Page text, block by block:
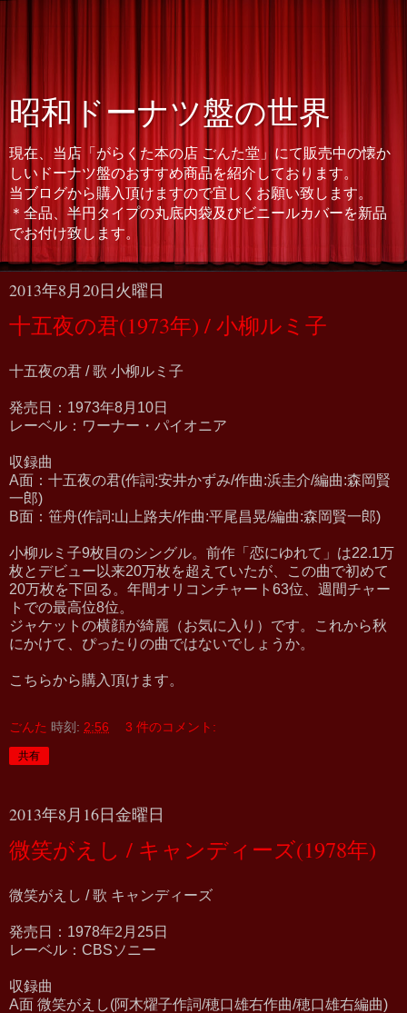
昭和ドーナツ盤の世界
現在、当店「がらくた本の店 ごんた堂」にて販売中の懐か
しいドーナツ盤のおすすめ商品を紹介しております。
当ブログから購入頂けますので宜しくお願い致します。
＊全品、半円タイプの丸底内袋及びビニールカバーを新品
でお付け致します。
2013年8月20日火曜日
十五夜の君(1973年) / 小柳ルミ子
十五夜の君 / 歌 小柳ルミ子
発売日：1973年8月10日
レーベル：ワーナー・パイオニア
収録曲
A面：十五夜の君(作詞:安井かずみ/作曲:浜圭介/編曲:森岡賢
一郎)
B面：笹舟(作詞:山上路夫/作曲:平尾昌晃/編曲:森岡賢一郎)
小柳ルミ子9枚目のシングル。前作「恋にゆれて」は22.1万
枚とデビュー以来20万枚を超えていたが、この曲で初めて
20万枚を下回る。年間オリコンチャート63位、週間チャー
トでの最高位8位。
ジャケットの横顔が綺麗（お気に入り）です。これから秋
にかけて、ぴったりの曲ではないでしょうか。
こちらから購入頂けます。
ごんた 時刻: 2:56 3 件のコメント:
共有
2013年8月16日金曜日
微笑がえし / キャンディーズ(1978年)
微笑がえし / 歌 キャンディーズ
発売日：1978年2月25日
レーベル：CBSソニー
収録曲
A面 微笑がえし(阿木燿子作詞/穂口雄右作曲/穂口雄右編曲)